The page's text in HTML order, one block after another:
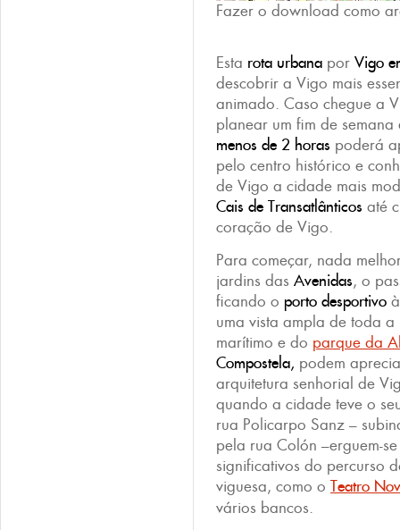
Fazer o download como
Esta rota urbana por Vigo
descobrir a Vigo mais
animado. Caso chegue a
planear um fim de
menos de 2 horas poderá
pelo centro histórico e
de Vigo a cidade mais
Cais de Transatlânticos até
coração de Vigo.
Para começar, nada
jardins das Avenidas, o
ficando o porto desportivo
uma vista ampla de toda
marítimo e do parque da
Compostela, podem
arquitetura senhorial de
quando a cidade teve o
rua Policarpo Sanz –
pela rua Colón –erguem-
significativos do percurso
viguesa, como o Teatro
vários bancos.